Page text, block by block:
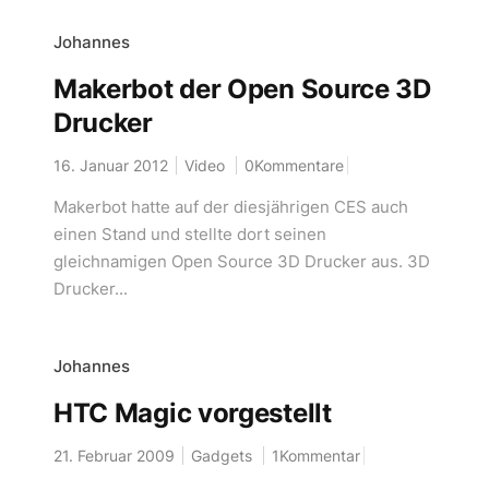
Johannes
Makerbot der Open Source 3D
Drucker
16. Januar 2012 Video 0Kommentare
Makerbot hatte auf der diesjährigen CES auch
einen Stand und stellte dort seinen
gleichnamigen Open Source 3D Drucker aus. 3D
Drucker...
Johannes
HTC Magic vorgestellt
21. Februar 2009 Gadgets 1Kommentar